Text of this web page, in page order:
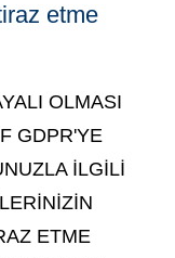
etme
OLMASI
GDPR'YE
İLGİLİ
ETME